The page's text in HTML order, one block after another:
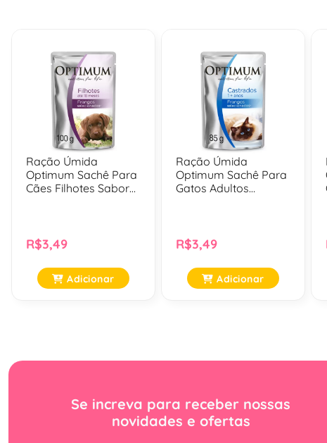
Ração Úmida
Optimum Sachê Para
Cães Filhotes Sabor
R$3,49
Adicionar
Ração Úmida
Optimum Sachê Para
Gatos Adultos
R$3,49
Adicionar
Se increva para receber nossas
novidades e ofertas